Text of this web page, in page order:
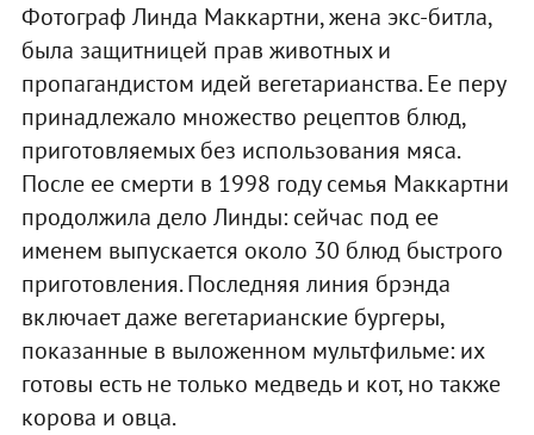
Фотограф Линда Маккартни, жена экс-битла,
была защитницей прав животных и
пропагандистом идей вегетарианства. Ее перу
принадлежало множество рецептов блюд,
приготовляемых без использования мяса.
После ее смерти в 1998 году семья Маккартни
продолжила дело Линды: сейчас под ее
именем выпускается около 30 блюд быстрого
приготовления. Последняя линия брэнда
включает даже вегетарианские бургеры,
показанные в выложенном мультфильме: их
готовы есть не только медведь и кот, но также
корова и овца.